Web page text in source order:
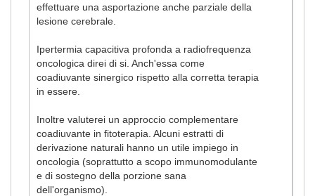
effettuare una asportazione anche parziale della
lesione cerebrale.
Ipertermia capacitiva profonda a radiofrequenza
oncologica direi di si. Anch'essa come
coadiuvante sinergico rispetto alla corretta terapia
in essere.
Inoltre valuterei un approccio complementare
coadiuvante in fitoterapia. Alcuni estratti di
derivazione naturali hanno un utile impiego in
oncologia (soprattutto a scopo immunomodulante
e di sostegno della porzione sana
dell'organismo).